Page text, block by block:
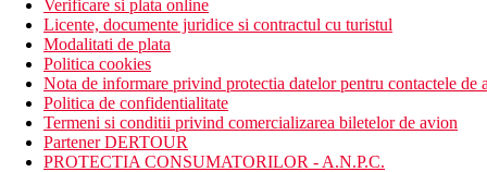
piscina interioara incalzita (inchisa in lunile de vara)
piscina pentru copii
mini club (pentru copii 4-12 ani)
club pentru adolescenti (pentru copii 13-16 ani, din iunie
loc de joaca
sunt disponibile cazi pentru copii, patuturi si toalete
Descrierea plajei
Verificare si plata online
Licente, documente juridice si contractul cu turistul
Modalitati de plata
Politica cookies
Nota de informare privind protectia datelor pentru contactele de
Politica de confidentialitate
Termeni si conditii privind comercializarea biletelor de avion
Partener DERTOUR
PROTECTIA CONSUMATORILOR - A.N.P.C.